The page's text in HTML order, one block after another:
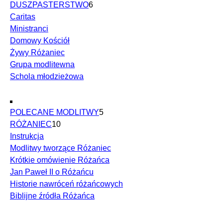
DUSZPASTERSTWO6
Caritas
Ministranci
Domowy Kościół
Żywy Różaniec
Grupa modlitewna
Schola młodzieżowa
POLECANE MODLITWY5
RÓŻANIEC10
Instrukcja
Modlitwy tworzące Różaniec
Krótkie omówienie Różańca
Jan Paweł II o Różańcu
Historie nawróceń różańcowych
Biblijne źródła Różańca